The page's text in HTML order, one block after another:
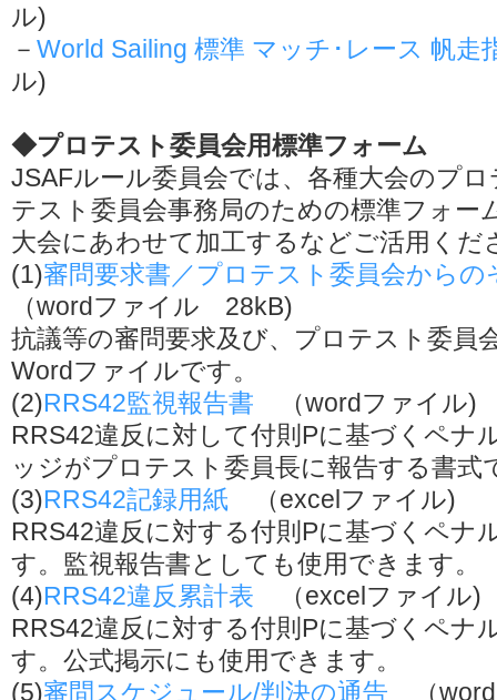
ル)
－ World Sailing 標準 マッチ･レース 帆走
ル)
◆プロテスト委員会用標準フォーム
JSAFルール委員会では、各種大会のプ
テスト委員会事務局のための標準フォー
大会にあわせて加工するなどご活用くだ
(1)審問要求書／プロテスト委員会からの
（wordファイル 28kB)
抗議等の審問要求及び、プロテスト委員
Wordファイルです。
(2)RRS42監視報告書 （wordファイル)
RRS42違反に対して付則Pに基づくペナ
ッジがプロテスト委員長に報告する書式
(3)RRS42記録用紙 （excelファイル)
RRS42違反に対する付則Pに基づくペナ
す。監視報告書としても使用できます。
(4)RRS42違反累計表 （excelファイル)
RRS42違反に対する付則Pに基づくペナ
す。公式掲示にも使用できます。
(5)審問スケジュール/判決の通告 （